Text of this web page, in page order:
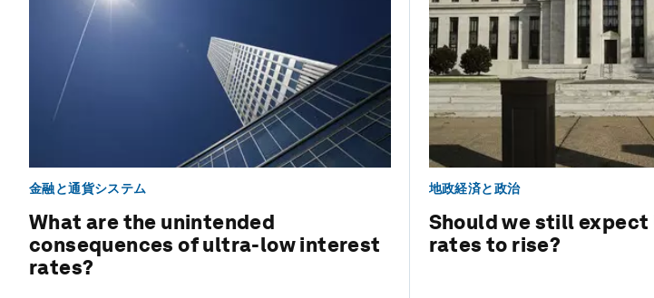
金融と通貨システム
What are the unintended
consequences of ultra-low interest
rates?
地政経済と政治
Should we still expect
rates to rise?